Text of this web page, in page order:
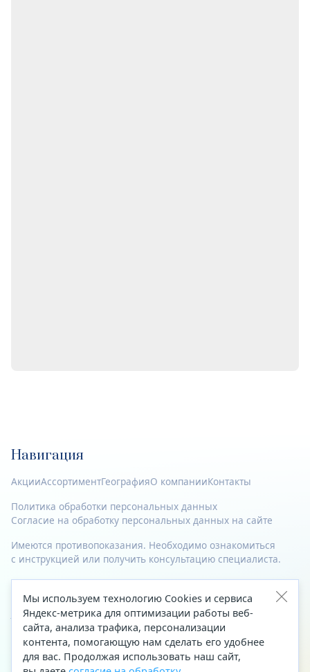
Навигация
АкцииАссортиментГеографияО компанииКонтакты
Политика обработки персональных данных
Согласие на обработку персональных данных на сайте
Имеются противопоказания. Необходимо ознакомиться
с инструкцией или получить консультацию специалиста.
© 2023—2026 Все права защищены.
Адрес
Архангельск, ул. Папанина, д. 19 (вход в здание со стороны
автоцентра «Тойота»)
Мы используем технологию Cookies и сервиса
Яндекс-метрика для оптимизации работы веб-
сайта, анализа трафика, персонализации
контента, помогающую нам сделать его удобнее
для вас. Продолжая использовать наш сайт,